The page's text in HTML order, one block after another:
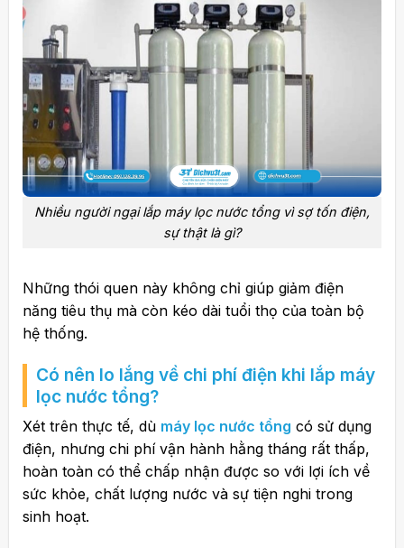
Nhiều người ngại lắp máy lọc nước tổng vì sợ tốn điện,
sự thật là gì?
Những thói quen này không chỉ giúp giảm điện
năng tiêu thụ mà còn kéo dài tuổi thọ của toàn bộ
hệ thống.
Có nên lo lắng về chi phí điện khi lắp máy
lọc nước tổng?
Xét trên thực tế, dù máy lọc nước tổng có sử dụng
điện, nhưng chi phí vận hành hằng tháng rất thấp,
hoàn toàn có thể chấp nhận được so với lợi ích về
sức khỏe, chất lượng nước và sự tiện nghi trong
sinh hoạt.